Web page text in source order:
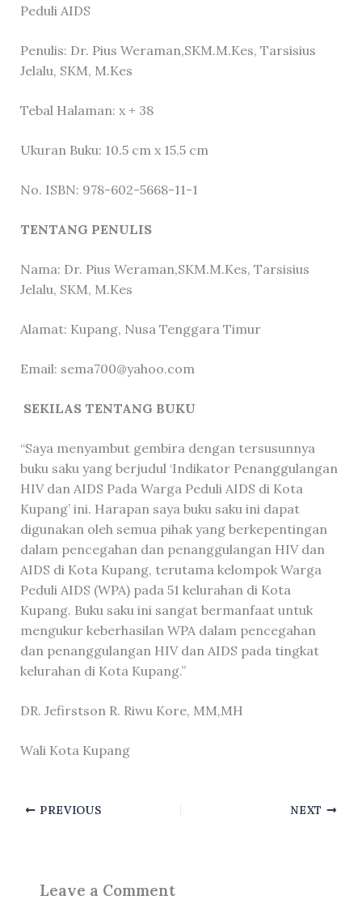
Peduli AIDS
Penulis: Dr. Pius Weraman,SKM.M.Kes, Tarsisius
Jelalu, SKM, M.Kes
Tebal Halaman: x + 38
Ukuran Buku: 10.5 cm x 15.5 cm
No. ISBN: 978-602-5668-11-1
TENTANG PENULIS
Nama: Dr. Pius Weraman,SKM.M.Kes, Tarsisius
Jelalu, SKM, M.Kes
Alamat: Kupang, Nusa Tenggara Timur
Email: sema700@yahoo.com
SEKILAS TENTANG BUKU
“Saya menyambut gembira dengan tersusunnya
buku saku yang berjudul ‘Indikator Penanggulangan
HIV dan AIDS Pada Warga Peduli AIDS di Kota
Kupang’ ini. Harapan saya buku saku ini dapat
digunakan oleh semua pihak yang berkepentingan
dalam pencegahan dan penanggulangan HIV dan
AIDS di Kota Kupang, terutama kelompok Warga
Peduli AIDS (WPA) pada 51 kelurahan di Kota
Kupang. Buku saku ini sangat bermanfaat untuk
mengukur keberhasilan WPA dalam pencegahan
dan penanggulangan HIV dan AIDS pada tingkat
kelurahan di Kota Kupang.”
DR. Jefirstson R. Riwu Kore, MM,MH
Wali Kota Kupang
PREVIOUS NEXT
Leave a Comment